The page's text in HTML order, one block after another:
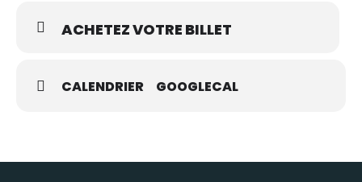
ACHETEZ VOTRE BILLET
CALENDRIER GOOGLECAL